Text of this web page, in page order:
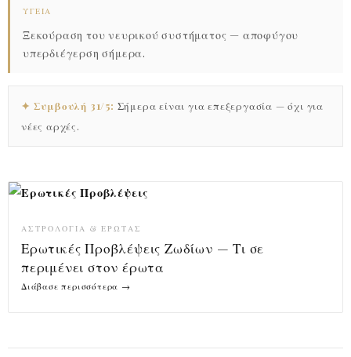
ΥΓΕΊΑ
Ξεκούραση του νευρικού συστήματος — αποφύγου
υπερδιέγερση σήμερα.
✦ Συμβουλή 31/5: Σήμερα είναι για επεξεργασία — όχι για
νέες αρχές.
ΑΣΤΡΟΛΟΓΊΑ & ΈΡΩΤΑΣ
Ερωτικές Προβλέψεις Ζωδίων — Τι σε
περιμένει στον έρωτα
Διάβασε περισσότερα →